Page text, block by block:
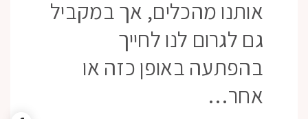
אותנו מהכלים, אך במקביל
גם לגרום לנו לחייך
בהפתעה באופן כזה או
אחר…